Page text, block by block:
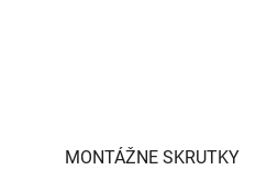
MONTÁŽNE SKRUTKY